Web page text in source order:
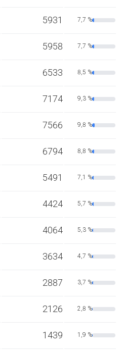
5931 7,7 %
5958 7,7 %
6533 8,5 %
7174 9,3 %
7566 9,8 %
6794 8,8 %
5491 7,1 %
4424 5,7 %
4064 5,3 %
3634 4,7 %
2887 3,7 %
2126 2,8 %
1439 1,9 %